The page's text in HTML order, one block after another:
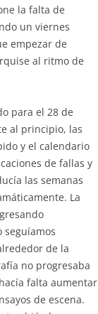
la falta de
un viernes
empezar de
al ritmo de
para el 28 de
al principio, las
y el calendario
de fallas y
las semanas
La
seguíamos
de la
no progresaba
falta aumentar
de escena.